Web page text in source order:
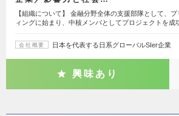
【組織について】 金融分野全体の支援部隊として、
ィングに始まり、中核メンバとしてプロジェクトを成
会社概要 日本を代表する日系グローバルSIer企業
興味あり